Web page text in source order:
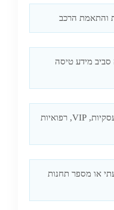
והתאמת הרכב
מידע טיסה
תכנון מסלולים עבור הסעות עסקיות, VIP, רפואיות
או מספר תחנות